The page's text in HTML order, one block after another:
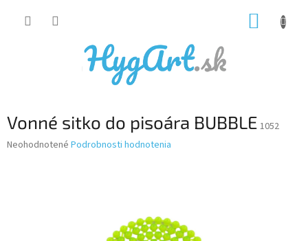
Vonné sitko do pisoára BUBBLE 1052
Priemerné
Neohodnotené Podrobnosti hodnotenia